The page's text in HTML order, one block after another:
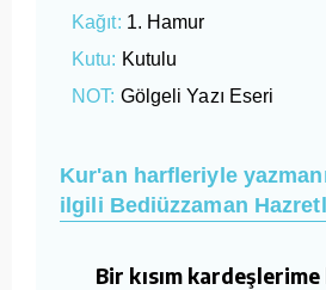
Kağıt: 1. Hamur
Kutu: Kutulu
NOT: Gölgeli Yazı Eseri
Kur'an harfleriyle
ilgili Bediüzzaman
Bir kısım